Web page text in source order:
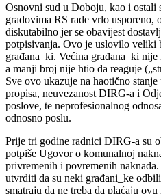
Osnovni sud u Doboju, kao i ostali
gradovima RS rade vrlo usporeno,
diskutabilno jer se obavijest
potpisivanja. Ovo je uslovilo veliki
građana_ki. Većina građana_ki
a manji broj nije htio da reaguje
Sve ovo ukazuje na haotično
propisa, neuvezanost DIRG-a i
poslove, te neprofesionalnog
odnosno poslu.
Prije tri godine radnici DIRG-a su
potpiše Ugovor o komunalnoj
privremenih i povremenih
utvrditi da su neki građani_ke
smatraju da ne treba da plaćaju